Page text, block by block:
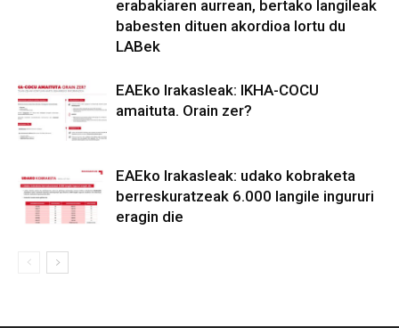
erabakiaren aurrean, bertako langileak
babesten dituen akordioa lortu du
LABek
EAEko Irakasleak: IKHA-COCU
amaituta. Orain zer?
EAEko Irakasleak: udako kobraketa
berreskuratzeak 6.000 langile ingururi
eragin die